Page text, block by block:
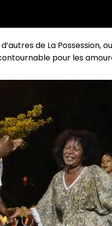
de La Possession,
pour les